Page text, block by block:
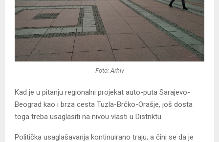
Foto: Arhiv
Kad je u pitanju regionalni projekat auto-puta Sarajevo-
Beograd kao i brza cesta Tuzla-Brčko-Orašje, još dosta
toga treba usaglasiti na nivou vlasti u Distriktu.
Politička usaglašavanja kontinuirano traju, a čini se da je